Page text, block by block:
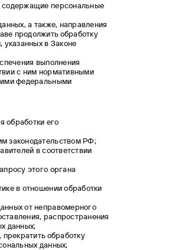
содержащие персональные
а также, направления
продолжить обработку
указанных в Законе
выполнения
с ним нормативными
федеральными
обработки его
законодательством РФ;
в соответствии
этого органа
в отношении обработки
от неправомерного
распространения
данных;
обработку
данных;